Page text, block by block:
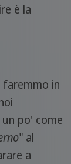
è la
in
po' come
" al
a